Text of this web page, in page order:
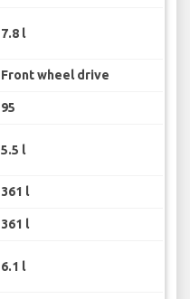
7.8 l
Front wheel drive
95
5.5 l
361 l
361 l
6.1 l